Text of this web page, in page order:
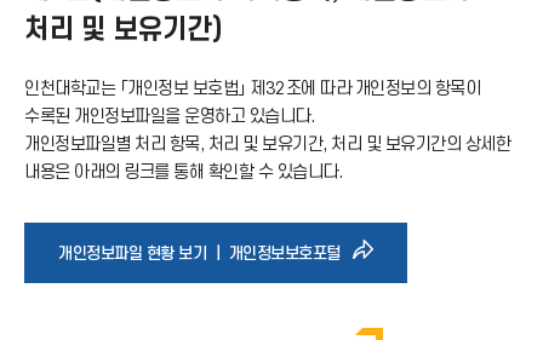
가
콘
처리 및 보유기간)
인천대학교는 「개인정보 보호법」 제32조에 따라 개인정보의 항목이
수록된 개인정보파일을 운영하고 있습니다.
개인정보파일별 처리 항목, 처리 및 보유기간, 처리 및 보유기간의 상세한
내용은 아래의 링크를 통해 확인할 수 있습니다.
개인정보파일 현황 보기 ｜ 개인정보보호포털바